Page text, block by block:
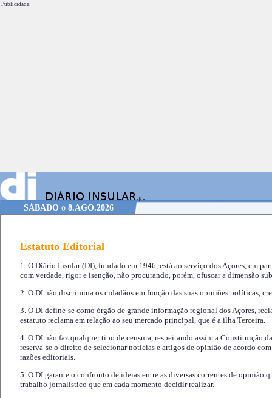
Publicidade.
SÁBADOo 8.AGO.2026
Estatuto Editorial
1. O Diário Insular (DI), fundado em 1946, está ao serviço dos Açores, em
com verdade, rigor e isenção, não procurando, porém, ofuscar a dimensão
2. O DI não discrimina os cidadãos em função das suas opiniões políticas,
3. O DI define-se como órgão de grande informação regional dos Açores,
estatuto reclama em relação ao seu mercado principal, que é a ilha Terceira.
4. O DI não faz qualquer tipo de censura, respeitando assim a Constituição
reserva-se o direito de selecionar notícias e artigos de opinião de acordo
razões editoriais.
5. O DI garante o confronto de ideias entre as diversas correntes de opinião
trabalho jornalístico que em cada momento decidir realizar.